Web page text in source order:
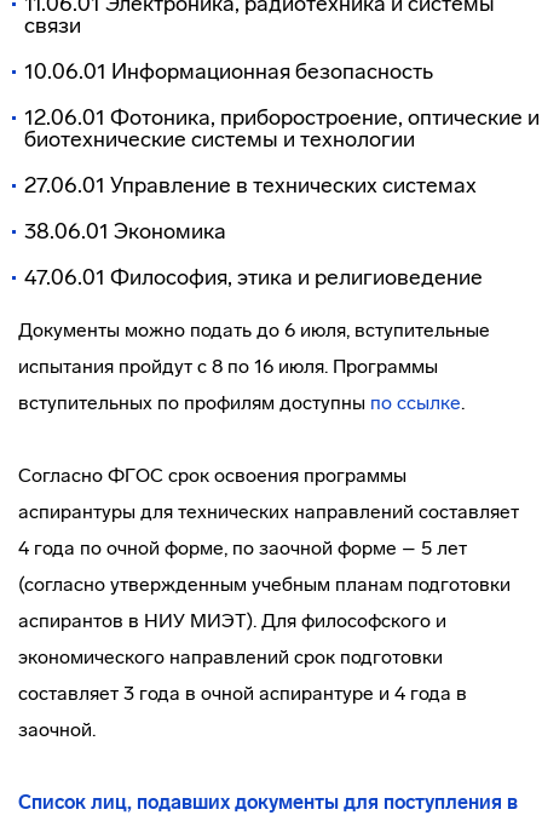
связи
10.06.01 Информационная безопасность
12.06.01 Фотоника, приборостроение, оптические и
биотехнические системы и технологии
27.06.01 Управление в технических системах
38.06.01 Экономика
47.06.01 Философия, этика и религиоведение
Документы можно подать до 6 июля, вступительные
испытания пройдут с 8 по 16 июля. Программы
вступительных по профилям доступны по ссылке.
Согласно ФГОС срок освоения программы
аспирантуры для технических направлений составляет
4 года по очной форме, по заочной форме – 5 лет
(согласно утвержденным учебным планам подготовки
аспирантов в НИУ МИЭТ). Для философского и
экономического направлений срок подготовки
составляет 3 года в очной аспирантуре и 4 года в
заочной.
Список лиц, подавших документы для поступления в